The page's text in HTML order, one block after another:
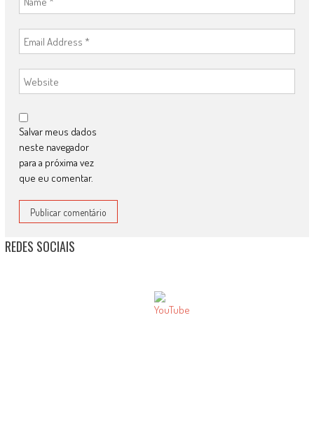
Salvar meus dados
neste navegador
para a próxima vez
que eu comentar.
REDES SOCIAIS